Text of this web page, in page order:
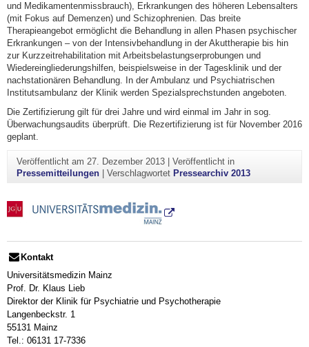
und Medikamentenmissbrauch), Erkrankungen des höheren Lebensalters
(mit Fokus auf Demenzen) und Schizophrenien. Das breite
Therapieangebot ermöglicht die Behandlung in allen Phasen psychischer
Erkrankungen – von der Intensivbehandlung in der Akuttherapie bis hin
zur Kurzzeitrehabilitation mit Arbeitsbelastungserprobungen und
Wiedereingliederungshilfen, beispielsweise in der Tagesklinik und der
nachstationären Behandlung. In der Ambulanz und Psychiatrischen
Institutsambulanz der Klinik werden Spezialsprechstunden angeboten.
Die Zertifizierung gilt für drei Jahre und wird einmal im Jahr in sog.
Überwachungsaudits überprüft. Die Rezertifizierung ist für November 2016
geplant.
Veröffentlicht am 27. Dezember 2013| Veröffentlicht in
Pressemitteilungen| Verschlagwortet Pressearchiv 2013
Kontakt
Universitätsmedizin Mainz
Prof. Dr. Klaus Lieb
Direktor der Klinik für Psychiatrie und Psychotherapie
Langenbeckstr. 1
55131 Mainz
Tel.: 06131 17-7336